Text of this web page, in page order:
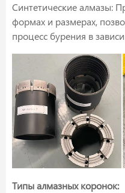
Синтетические алмазы:
формах и размерах,
процесс бурения в
Типы алмазных коронок: